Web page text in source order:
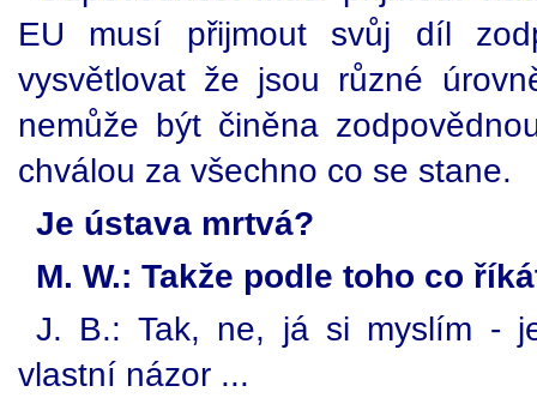
EU musí přijmout svůj díl
vysvětlovat že jsou různé
nemůže být činěna
chválou za všechno co se stane.
Je ústava mrtvá?
M. W.: Takže podle toho co
J. B.: Tak, ne, já si myslím -
vlastní názor ...